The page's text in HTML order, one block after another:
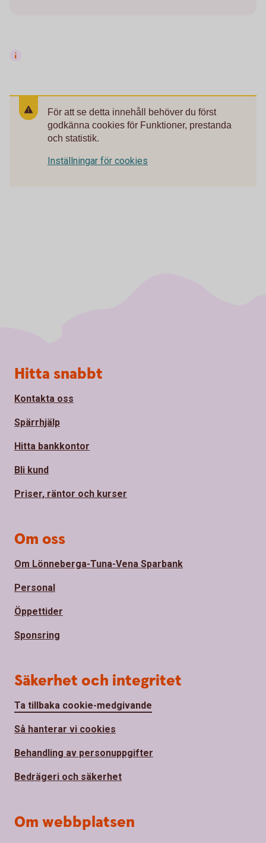
För att se detta innehåll behöver du först
godkänna cookies för Funktioner, prestanda
och statistik.
Inställningar för cookies
Sidfot
Hitta snabbt
Kontakta oss
Spärrhjälp
Hitta bankkontor
Bli kund
Priser, räntor och kurser
Om oss
Om Lönneberga-Tuna-Vena Sparbank
Personal
Öppettider
Sponsring
Säkerhet och integritet
Ta tillbaka cookie-medgivande
Så hanterar vi cookies
Behandling av personuppgifter
Bedrägeri och säkerhet
Om webbplatsen